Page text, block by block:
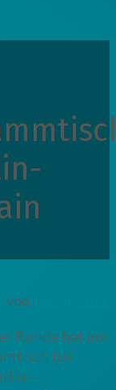
von
Runde hat am
bei